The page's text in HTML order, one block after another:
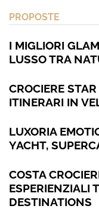
PROPOSTE
I MIGLIORI
LUSSO TRA
CROCIERE
ITINERARI IN
LUXORIA
YACHT,
COSTA
ESPERIENZIALI
DESTINATIONS